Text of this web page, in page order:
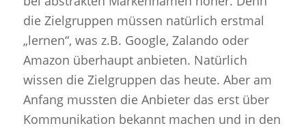
die Zielgruppen müssen natürlich erstmal
„lernen“, was z.B. Google, Zalando oder
Amazon überhaupt anbieten. Natürlich
wissen die Zielgruppen das heute. Aber am
Anfang mussten die Anbieter das erst über
Kommunikation bekannt machen und in den